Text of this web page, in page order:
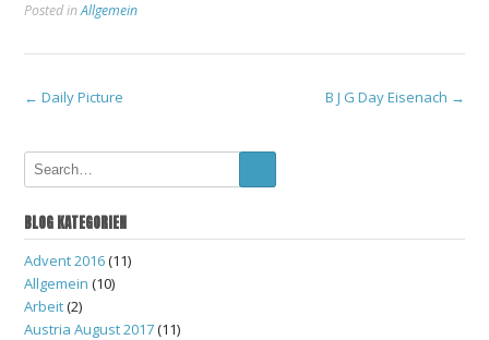
Posted inAllgemein
Post
navigation
← Daily Picture B J G Day Eisenach →
BLOG KATEGORIEN
Advent 2016(11)
Allgemein (10)
Arbeit(2)
Austria August 2017(11)